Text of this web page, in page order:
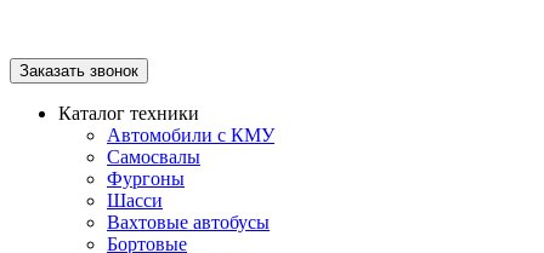
Заказать звонок
Каталог техники
Автомобили с КМУ
Самосвалы
Фургоны
Шасси
Вахтовые автобусы
Бортовые